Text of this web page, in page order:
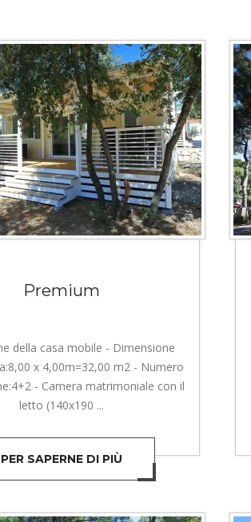
Premium
della casa mobile - Dimensione
x 4,00m=32,00 m2 - Numero
- Camera matrimoniale con il
letto (140x190 ...
PER SAPERNE DI PIÙ